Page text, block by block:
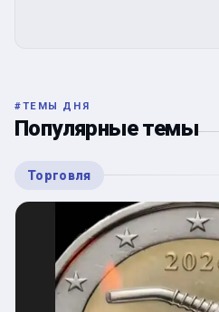
#ТЕМЫ ДНЯ
Популярные темы
Торговля